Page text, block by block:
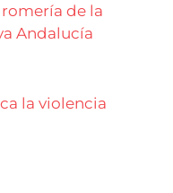
de la
Andalucía